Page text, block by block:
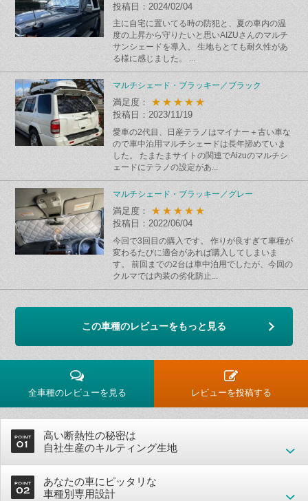
投稿日：2024/02/04
主に自宅に置いてる時の防犯と、夏の車内の温
度の上昇から守りたいと思いAIZUさんのマルチ
サンシェードを導入。 生地もとても耐久性があ
る様に感じました。 ...
マルチシェード・ブラッキー／ブラック
満足度： ★★★★★
投稿日：2023/11/19
愛車の2代目、日産テラノはマイナー＋古い車な
ので車中泊用マルチシェードは長年諦めていま
した。 たまたまサイトの関連でAizuのマルチシ
ェードにテラノの設定があ...
マルチシェード・ブラッキー／グレー
満足度： ★★★★★
投稿日：2022/06/04
今回で3回目の購入です。 作りが良すぎて車種が
変わるたびに適合があれば購入してしまいま
す。 前回までの2台は車中泊用でしたが、今回の
クルマでは内装の劣化防止...
この車種のレビューをもっと見る
全車種のレビューを見る レビューを投稿する
高い断熱性の秘密は
自社生産のキルティング生地
あなたの車にピッタリな
車種別専用設計